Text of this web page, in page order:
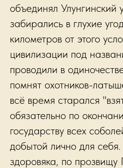
объединял Улунгинский
забирались в глухие
километров от этого
цивилизации под
проводили в
помнят охотников-
всё время старался
обязательно по
государству всех
добытой лично для
здоровяка, по прозвищу